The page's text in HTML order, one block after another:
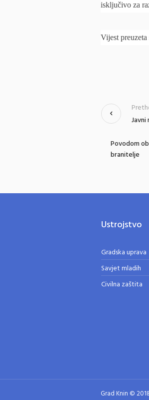
isključivo za
Vijest
Povodom
branitelje
Ustrojstvo
Gradska uprava
Savjet mladih
Civilna zaštita
Grad Knin ©